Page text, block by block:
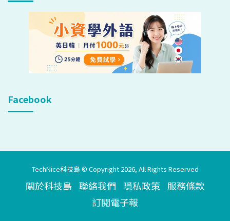
Facebook
TechNice科技島 © Copyright 2026, All Rights Reserved
關於科技島 聯絡我們 隱私政策 服務條款
訂閱電子報